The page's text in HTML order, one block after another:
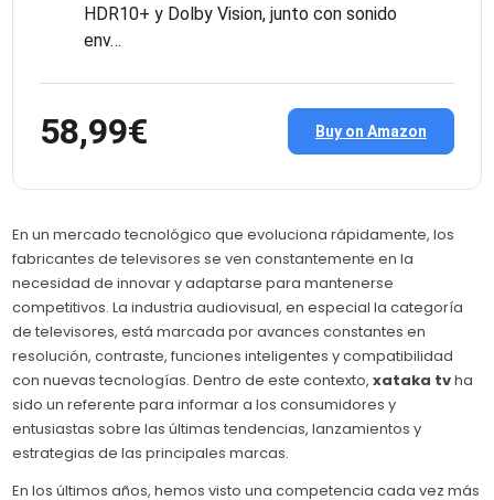
HDR10+ y Dolby Vision, junto con sonido
env…
58,99€ Buy on Amazon
En un mercado tecnológico que evoluciona rápidamente, los
fabricantes de televisores se ven constantemente en la
necesidad de innovar y adaptarse para mantenerse
competitivos. La industria audiovisual, en especial la categoría
de televisores, está marcada por avances constantes en
resolución, contraste, funciones inteligentes y compatibilidad
con nuevas tecnologías. Dentro de este contexto,xataka tvha
sido un referente para informar a los consumidores y
entusiastas sobre las últimas tendencias, lanzamientos y
estrategias de las principales marcas.
En los últimos años, hemos visto una competencia cada vez más